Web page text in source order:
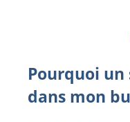
Pourquoi
dans mon